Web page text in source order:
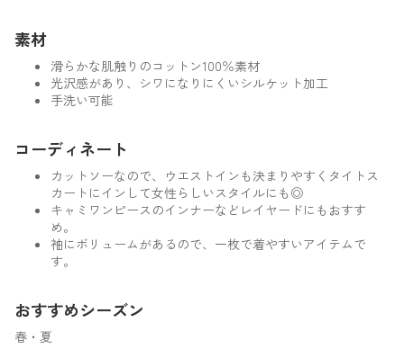
素材
滑らかな肌触りのコットン100％素材
光沢感があり、シワになりにくいシルケット加工
手洗い可能
コーディネート
カットソーなので、ウエストインも決まりやすくタイトス
カートにインして女性らしいスタイルにも◎
キャミワンピースのインナーなどレイヤードにもおすす
め。
袖にボリュームがあるので、一枚で着やすいアイテムで
す。
おすすめシーズン
春・夏